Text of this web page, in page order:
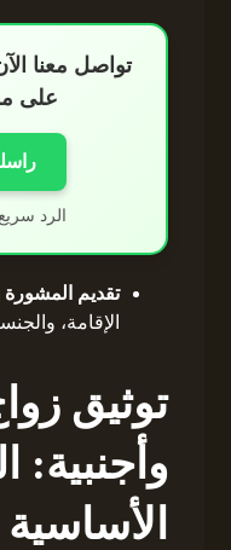
تواصل معنا
على
الرد
تقديم المشورة
الإقامة،
توثيق
الأساسية